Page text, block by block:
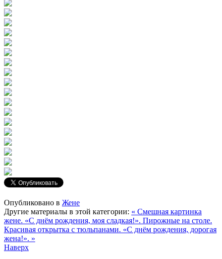
Опубликовано в Жене
Другие материалы в этой категории: « Смешная картинка
жене. «С днём рождения, моя сладкая!». Пирожные на столе.
Красивая открытка с тюльпанами. «С днём рождения, дорогая
жена!». »
Наверх